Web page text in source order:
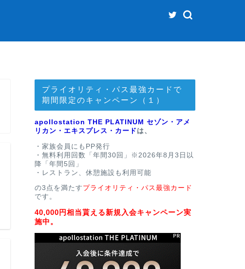
プライオリティ・パス最強カードで
期間限定のキャンペーン（１）
apollostation THE PLATINUM セゾン・アメ
リカン・エキスプレス・カード は、
・家族会員にもPP発行
・無料利用回数「年間30回」※2026年8月3日以
降「年間5回」
・レストラン、休憩施設も利用可能
の3点を満たす プライオリティ・パス最強カード
です。
40,000円相当貰える新規入会キャンペーン実
施中。